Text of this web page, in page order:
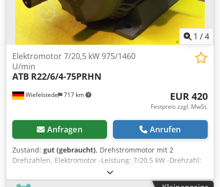
1 /4
Wiefelstede 717 km
Elektromotor 7/20,5 kW 975/1460
U/min
ATB R22/6/4-75PRHN
EUR 420
Festpreis zzgl. MwSt.
Anfragen Anrufen
Zustand: gut (gebraucht), Drehstrommotor mit 2
Drehzahlen, Elektromotor -Leistung: 7/20,5 kW -Drehzahl:
975/1460 U/min -Welle: Ø 48 mm -Bauform: B3 -
polumschaltbar Dcedpfx Aocncrlemyok -Schutzart: IP 54 -